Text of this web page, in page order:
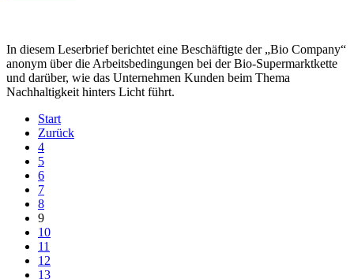
In diesem Leserbrief berichtet eine Beschäftigte der „Bio Company“
anonym über die Arbeitsbedingungen bei der Bio-Supermarktkette
und darüber, wie das Unternehmen Kunden beim Thema
Nachhaltigkeit hinters Licht führt.
Start
Zurück
4
5
6
7
8
9
10
11
12
13